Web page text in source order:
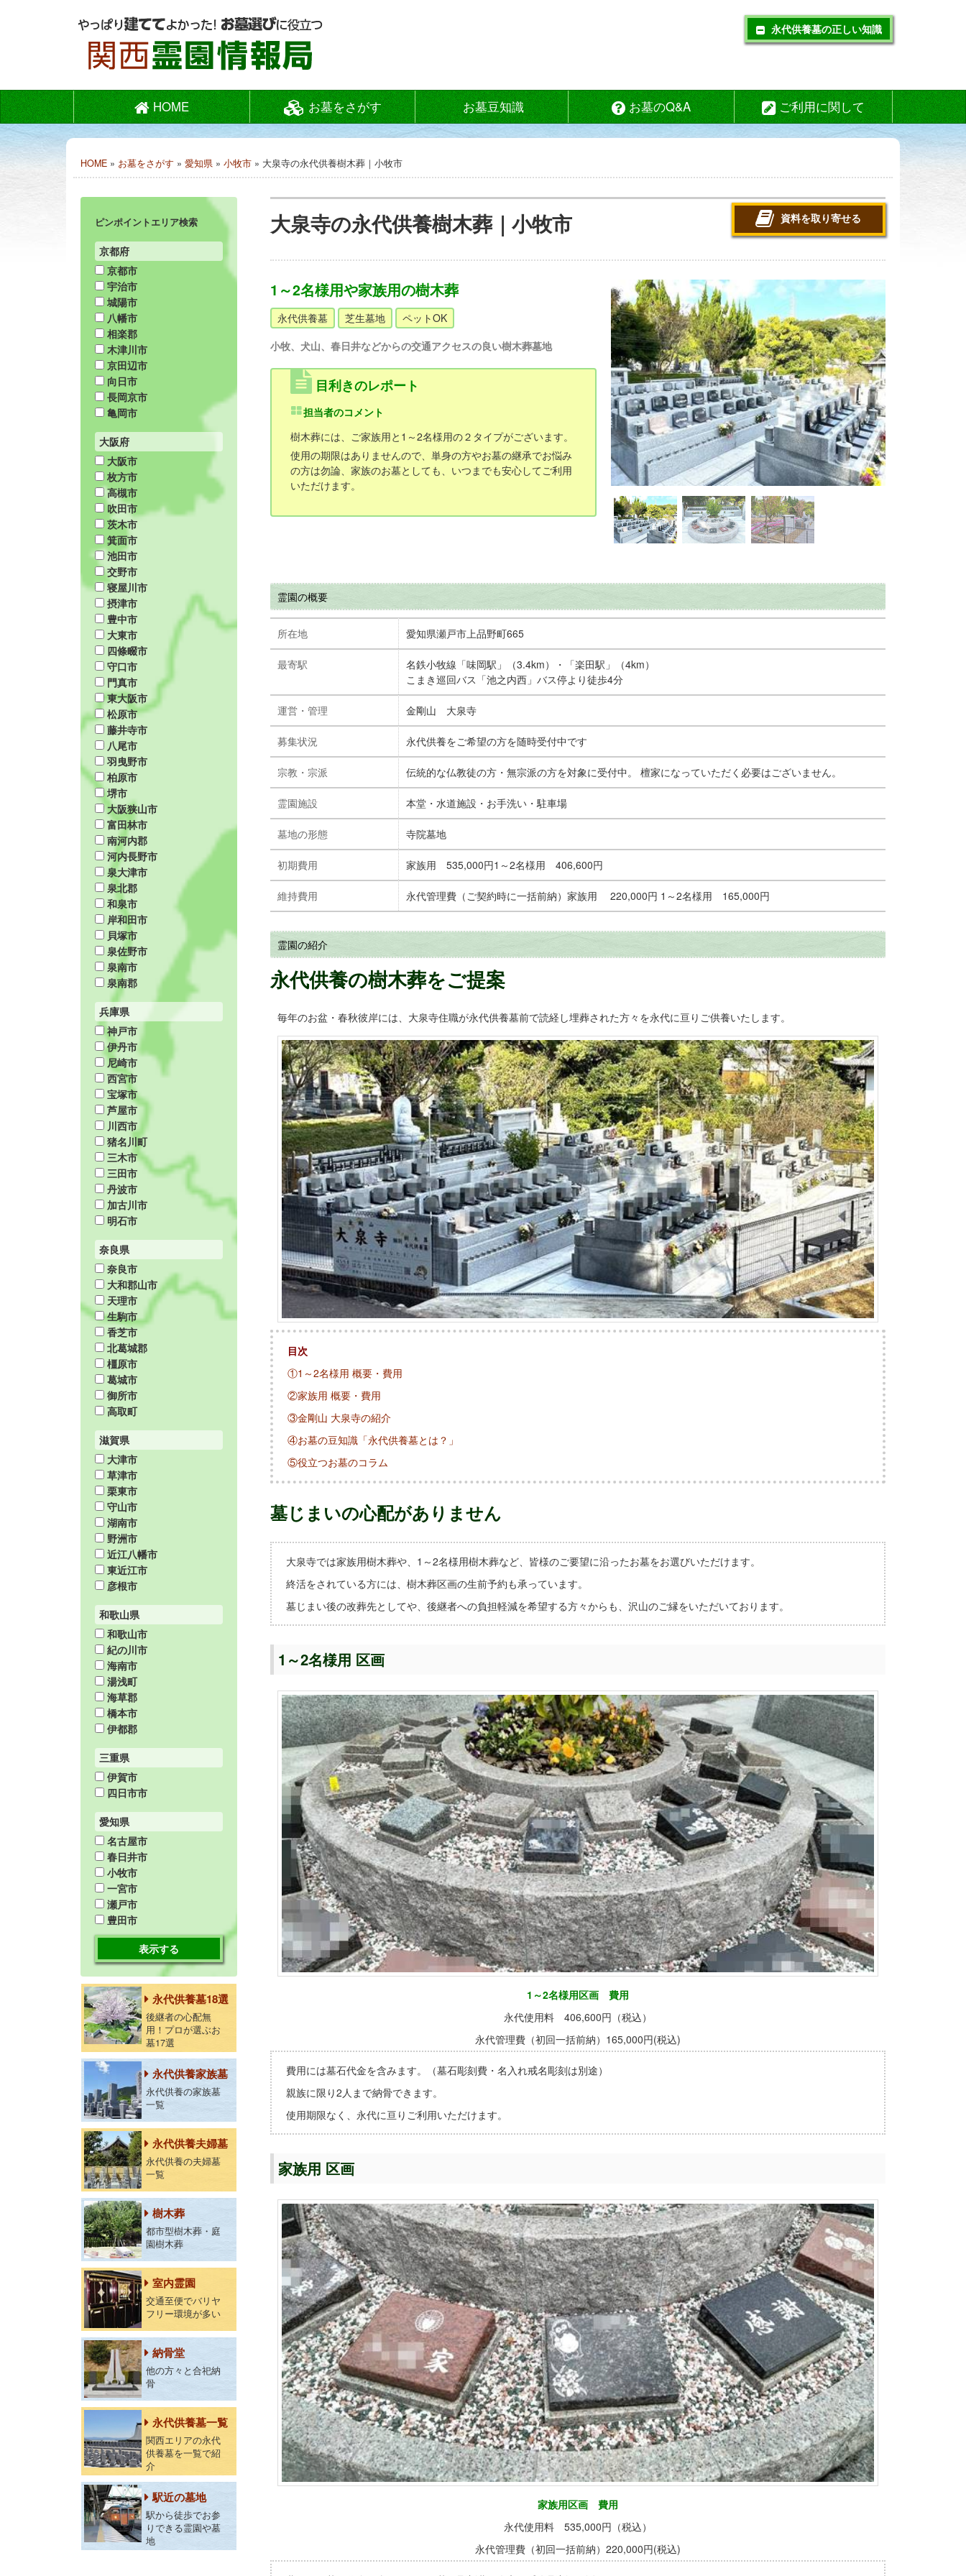
永代供養墓の正しい知識
HOME お墓をさがす お墓豆知識 お墓のQ&A ご利用に関して
HOME » お墓をさがす » 愛知県 » 小牧市 » 大泉寺の永代供養樹木葬｜小牧市
大泉寺の永代供養樹木葬｜小牧市 資料を取り寄せる
1～2名様用や家族用の樹木葬
永代供養墓 芝生墓地
ペットOK
小牧、犬山、春日井などからの交通アクセスの良い樹木葬墓地
目利きのレポート
担当者のコメント
樹木葬には、ご家族用と1～2名様用の２タイプがございます。
使用の期限はありませんので、単身の方やお墓の継承でお悩み
の方は勿論、家族のお墓としても、いつまでも安心してご利用
いただけます。
霊園の概要
所在地 愛知県瀬戸市上品野町665
最寄駅
名鉄小牧線「味岡駅」（3.4km）・「楽田駅」（4km）
こまき巡回バス「池之内西」バス停より徒歩4分
運営・管理 金剛山 大泉寺
募集状況 永代供養をご希望の方を随時受付中です
宗教・宗派 伝統的な仏教徒の方・無宗派の方を対象に受付中。 檀家になっていただく必要はございません。
霊園施設 本堂・水道施設・お手洗い・駐車場
墓地の形態 寺院墓地
初期費用 家族用 535,000円1～2名様用 406,600円
維持費用 永代管理費（ご契約時に一括前納） 家族用 220,000円 1～2名様用 165,000円
霊園の紹介
永代供養の樹木葬をご提案
毎年のお盆・春秋彼岸には、大泉寺住職が永代供養墓前で読経し埋葬された方々を永代に亘りご供養いたします。
目次
①1～2名様用 概要・費用
②家族用 概要・費用
③金剛山 大泉寺の紹介
④お墓の豆知識「永代供養墓とは？」
⑤役立つお墓のコラム
墓じまいの心配がありません
大泉寺では家族用樹木葬や、1～2名様用樹木葬など、皆様のご要望に沿ったお墓をお選びいただけます。
終活をされている方には、樹木葬区画の生前予約も承っています。
墓じまい後の改葬先としてや、後継者への負担軽減を希望する方々からも、沢山のご縁をいただいております。
1～2名様用 区画
1～2名様用区画 費用
永代使用料 406,600円（税込）
永代管理費（初回一括前納）165,000円(税込)
費用には墓石代金を含みます。（墓石彫刻費・名入れ戒名彫刻は別途）
親族に限り2人まで納骨できます。
使用期限なく、永代に亘りご利用いただけます。
家族用 区画
家族用区画 費用
永代使用料 535,000円（税込）
永代管理費（初回一括前納）220,000円(税込)
ピンポイントエリア検索
京都府
京都市
宇治市
城陽市
八幡市
相楽郡
木津川市
京田辺市
向日市
長岡京市
亀岡市
大阪府
大阪市
枚方市
高槻市
吹田市
茨木市
箕面市
池田市
交野市
寝屋川市
摂津市
豊中市
大東市
四條畷市
守口市
門真市
東大阪市
松原市
藤井寺市
八尾市
羽曳野市
柏原市
堺市
大阪狭山市
富田林市
南河内郡
河内長野市
泉大津市
泉北郡
和泉市
岸和田市
貝塚市
泉佐野市
泉南市
泉南郡
兵庫県
神戸市
伊丹市
尼崎市
西宮市
宝塚市
芦屋市
川西市
猪名川町
三木市
三田市
丹波市
加古川市
明石市
奈良県
奈良市
大和郡山市
天理市
生駒市
香芝市
北葛城郡
橿原市
葛城市
御所市
高取町
滋賀県
大津市
草津市
栗東市
守山市
湖南市
野洲市
近江八幡市
東近江市
彦根市
和歌山県
和歌山市
紀の川市
海南市
湯浅町
海草郡
橋本市
伊都郡
三重県
伊賀市
四日市市
愛知県
名古屋市
春日井市
小牧市
一宮市
瀬戸市
豊田市
表示する
永代供養墓18選
後継者の心配無
用！プロが選ぶお
墓17選
永代供養家族墓
永代供養の家族墓
一覧
永代供養夫婦墓
永代供養の夫婦墓
一覧
樹木葬
都市型樹木葬・庭
園樹木葬
室内霊園
交通至便でバリヤ
フリー環境が多い
納骨堂
他の方々と合祀納
骨
永代供養墓一覧
関西エリアの永代
供養墓を一覧で紹
介
駅近の墓地
駅から徒歩でお参
りできる霊園や墓
地